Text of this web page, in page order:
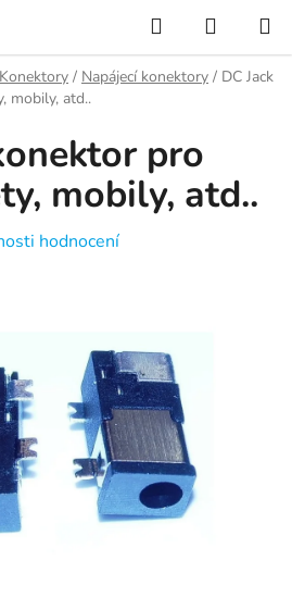
Hledat
KOŠÍK
Konektory / Napájecí konektory / DC Jack
mobily, atd..
pro
mobily, atd..
hodnocení